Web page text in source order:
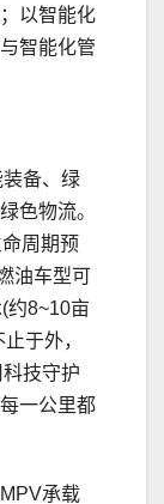
以智能化
智能化管
备、绿
色物流。
周期预
油车型可
约8~10亩
于外，
技守护
一公里都
承载